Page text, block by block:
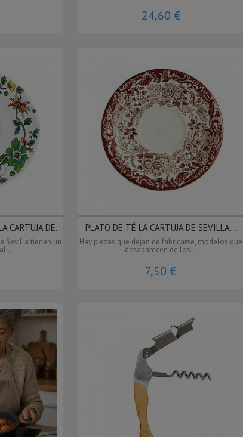
24,60 €
CARTUJA DE...
Sevilla tienen un
PLATO DE TÉ LA CARTUJA DE SEVILLA...
Hay piezas que dejan de fabricarse, modelos que
desaparecen de los...
7,50 €